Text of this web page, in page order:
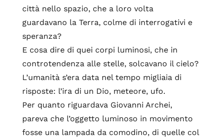
città nello spazio, che a loro volta
guardavano la Terra, colme di interrogativi e
speranza?
E cosa dire di quei corpi luminosi, che in
controtendenza alle stelle, solcavano il cielo?
L’umanità s’era data nel tempo migliaia di
risposte: l’ira di un Dio, meteore, ufo.
Per quanto riguardava Giovanni Archei,
pareva che l’oggetto luminoso in movimento
fosse una lampada da comodino, di quelle col